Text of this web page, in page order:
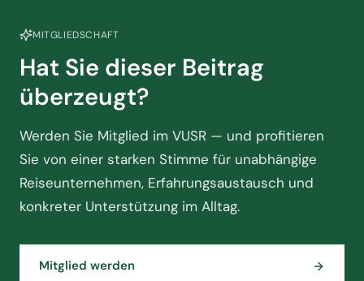
MITGLIEDSCHAFT
Hat Sie dieser Beitrag
überzeugt?
Werden Sie Mitglied im VUSR — und profitieren
Sie von einer starken Stimme für unabhängige
Reiseunternehmen, Erfahrungsaustausch und
konkreter Unterstützung im Alltag.
Mitglied werden